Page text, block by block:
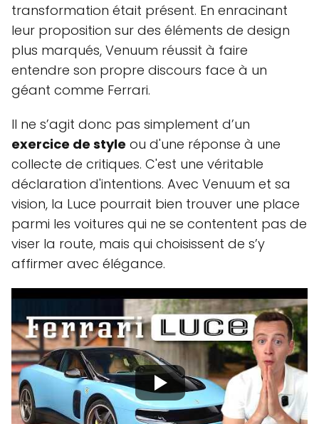
transformation était présent. En enracinant
leur proposition sur des éléments de design
plus marqués, Venuum réussit à faire
entendre son propre discours face à un
géant comme Ferrari.
Il ne s’agit donc pas simplement d’un
exercice de style ou d'une réponse à une
collecte de critiques. C'est une véritable
déclaration d'intentions. Avec Venuum et sa
vision, la Luce pourrait bien trouver une place
parmi les voitures qui ne se contentent pas de
viser la route, mais qui choisissent de s’y
affirmer avec élégance.